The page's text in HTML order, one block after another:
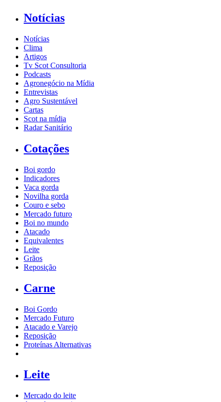
Notícias
Notícias
Clima
Artigos
Tv Scot Consultoria
Podcasts
Agronegócio na Mídia
Entrevistas
Agro Sustentável
Cartas
Scot na mídia
Radar Sanitário
Cotações
Boi gordo
Indicadores
Vaca gorda
Novilha gorda
Couro e sebo
Mercado futuro
Boi no mundo
Atacado
Equivalentes
Leite
Grãos
Reposição
Carne
Boi Gordo
Mercado Futuro
Atacado e Varejo
Reposição
Proteínas Alternativas
Leite
Mercado do leite